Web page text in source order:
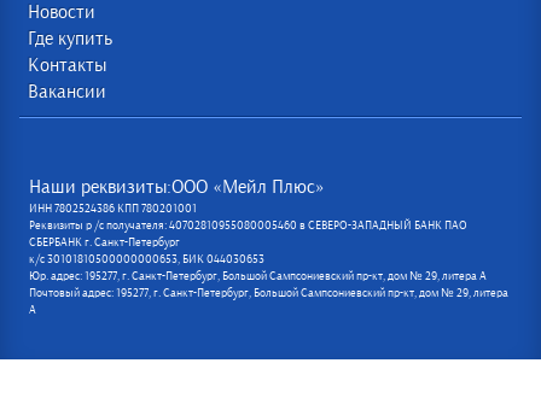
Новости
Где купить
Контакты
Вакансии
Наши реквизиты:ООО «Мейл Плюс»
ИНН 7802524386 КПП 780201001
Реквизиты р /с получателя: 40702810955080005460 в СЕВЕРО-ЗАПАДНЫЙ БАНК ПАО
СБЕРБАНК г. Санкт-Петербург
к/с 30101810500000000653, БИК 044030653
Юр. адрес: 195277, г. Санкт-Петербург, Большой Сампсониевский пр-кт, дом № 29, литера А
Почтовый адрес: 195277, г. Санкт-Петербург, Большой Сампсониевский пр-кт, дом № 29, литера
А